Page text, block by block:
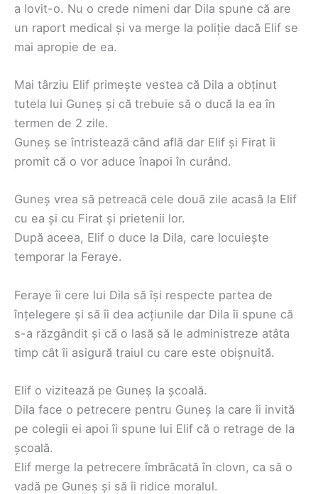
a lovit-o. Nu o crede nimeni dar Dila spune că are
un raport medical și va merge la poliție dacă Elif se
mai apropie de ea.
Mai târziu Elif primește vestea că Dila a obținut
tutela lui Guneș și că trebuie să o ducă la ea în
termen de 2 zile.
Guneș se întristează când află dar Elif și Firat îi
promit că o vor aduce înapoi în curând.
Guneș vrea să petreacă cele două zile acasă la Elif
cu ea și cu Firat și prietenii lor.
După aceea, Elif o duce la Dila, care locuiește
temporar la Feraye.
Feraye îi cere lui Dila să își respecte partea de
înțelegere și să îi dea acțiunile dar Dila îi spune că
s-a răzgândit și că o lasă să le administreze atâta
timp cât îi asigură traiul cu care este obișnuită.
Elif o vizitează pe Guneș la școală.
Dila face o petrecere pentru Guneș la care îi invită
pe colegii ei apoi îi spune lui Elif că o retrage de la
școală.
Elif merge la petrecere îmbrăcată în clovn, ca să o
vadă pe Guneș și să îi ridice moralul.